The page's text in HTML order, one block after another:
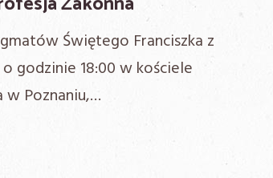
Świętego Franciszka z
o godzinie 18:00 w kościele
w Poznaniu,…